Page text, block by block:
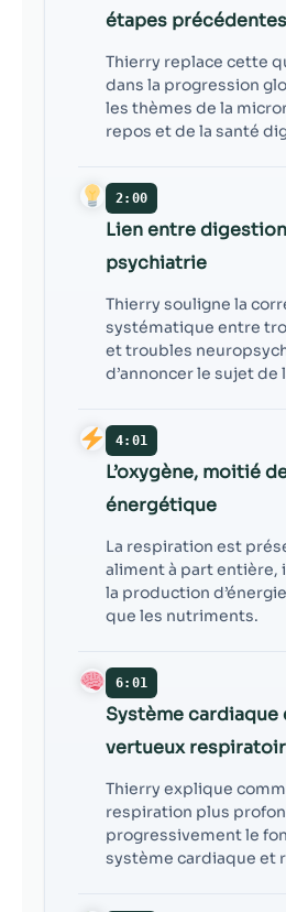
étapes précédentes
Thierry replace cette
dans la progression
les thèmes de la
repos et de la santé
2:00
Lien entre
psychiatrie
Thierry souligne la
systématique entre
et troubles
d’annoncer le sujet de
4:01
L’oxygène, moitié
énergétique
La respiration est
aliment à part entière,
la production
que les nutriments.
6:01
Système
vertueux
Thierry explique
respiration plus
progressivement le
système cardiaque et